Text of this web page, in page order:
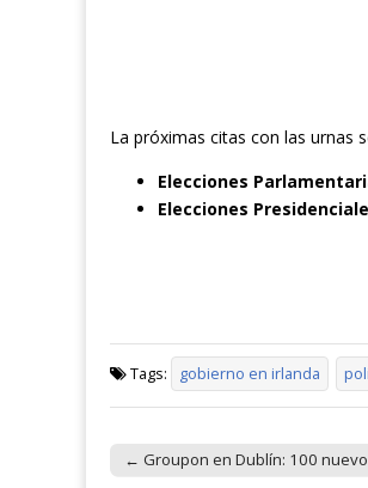
La próximas citas con las urnas
Elecciones
Elecciones
Tags: gobierno en irlanda
← Groupon en Dublín: 100